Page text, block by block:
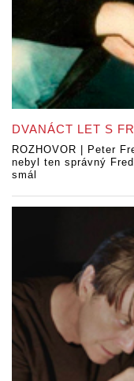
DVANÁCT LET S
ROZHOVOR | Peter
nebyl ten správný
smál